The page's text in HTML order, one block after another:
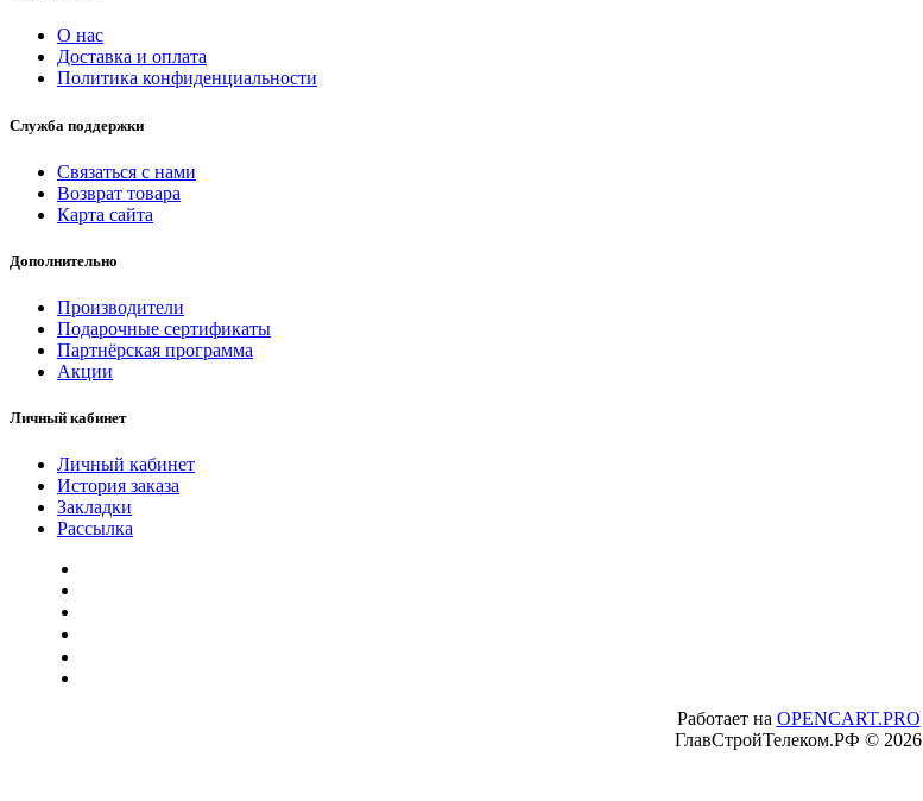
О нас
Доставка и оплата
Политика конфиденциальности
Служба поддержки
Связаться с нами
Возврат товара
Карта сайта
Дополнительно
Производители
Подарочные сертификаты
Партнёрская программа
Акции
Личный кабинет
Личный кабинет
История заказа
Закладки
Рассылка
Работает на OPENCART.PRO
ГлавСтройТелеком.РФ © 2026